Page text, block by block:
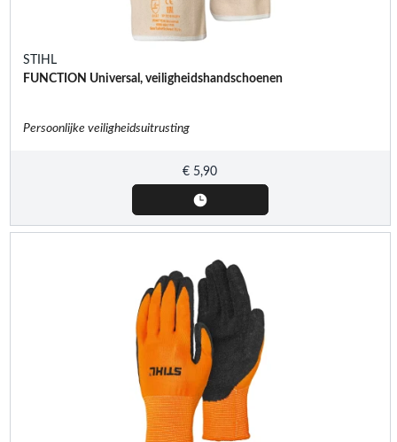
STIHL
FUNCTION Universal, veiligheidshandschoenen
Persoonlijke veiligheidsuitrusting
€ 5,90